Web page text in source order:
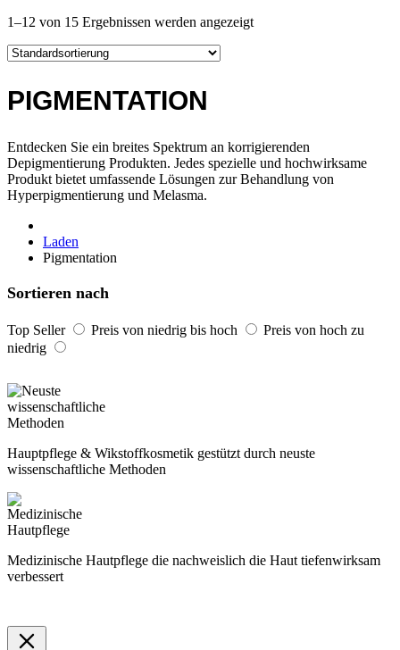
1–12 von 15 Ergebnissen werden angezeigt
PIGMENTATION
Entdecken Sie ein breites Spektrum an korrigierenden
Depigmentierung Produkten. Jedes spezielle und hochwirksame
Produkt bietet umfassende Lösungen zur Behandlung von
Hyperpigmentierung und Melasma.
Laden
Pigmentation
Sortieren nach
Top Seller Preis von niedrig bis hoch
Preis von hoch zu
niedrig
Hauptpflege & Wikstoffkosmetik gestützt durch neuste
wissenschaftliche Methoden
Medizinische Hautpflege die nachweislich die Haut tiefenwirksam
verbessert